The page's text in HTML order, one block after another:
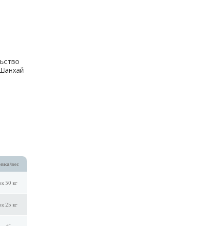
вес
50 кг
25 кг